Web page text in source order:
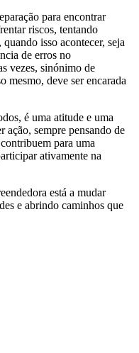
para encontrar
riscos, tentando
isso acontecer, seja
de erros no
vezes, sinónimo de
mesmo, deve ser encarada
é uma atitude e uma
ação, sempre pensando de
para uma
ativamente na
está a mudar
e abrindo caminhos que